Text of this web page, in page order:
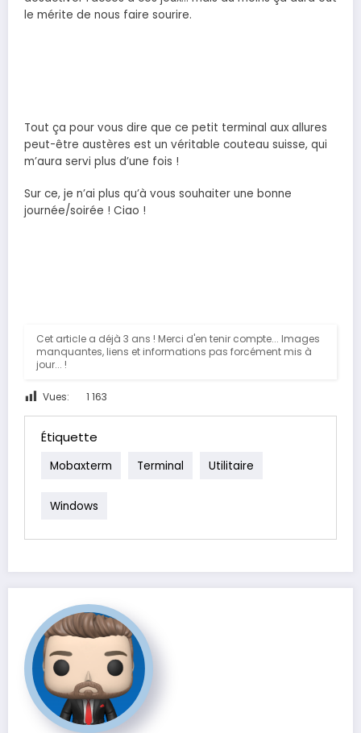
le mérite de nous faire sourire.
Tout ça pour vous dire que ce petit terminal aux allures
peut-être austères est un véritable couteau suisse, qui
m’aura servi plus d’une fois !
Sur ce, je n’ai plus qu’à vous souhaiter une bonne
journée/soirée ! Ciao !
Cet article a déjà 3 ans ! Merci d'en tenir compte... Images
manquantes, liens et informations pas forcément mis à
jour... !
Vues: 1 163
Étiquette
Mobaxterm Terminal Utilitaire
Windows